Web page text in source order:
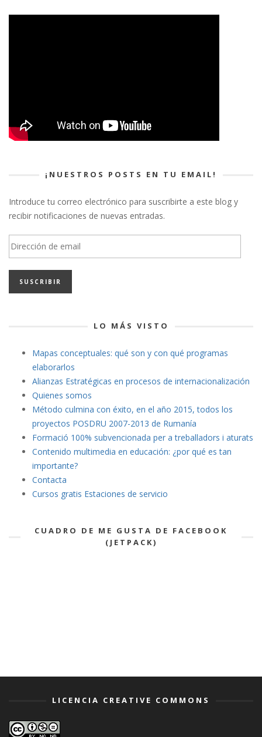
¡NUESTROS POSTS EN TU EMAIL!
Introduce tu correo electrónico para suscribirte a este blog y
recibir notificaciones de nuevas entradas.
Dirección
de
email
LO MÁS VISTO
Mapas conceptuales: qué son y con qué programas
elaborarlos
Alianzas Estratégicas en procesos de internacionalización
Quienes somos
Método culmina con éxito, en el año 2015, todos los
proyectos POSDRU 2007-2013 de Rumanía
Formació 100% subvencionada per a treballadors i aturats
Contenido multimedia en educación: ¿por qué es tan
importante?
Contacta
Cursos gratis Estaciones de servicio
CUADRO DE ME GUSTA DE FACEBOOK
(JETPACK)
LICENCIA CREATIVE COMMONS